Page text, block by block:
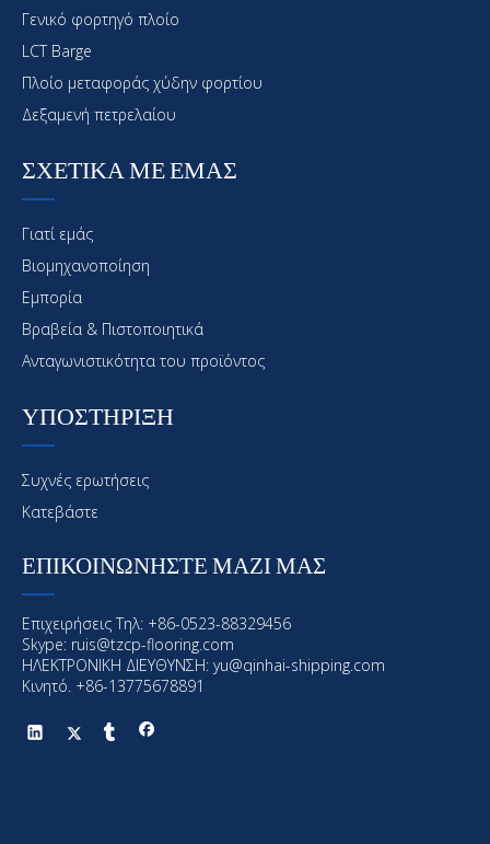
Επόμενο:
Θαλάσσια επίστρωση
Offshore επίστρωση
Θαλάσσια και υπεράκτιες επικάλυψη
Γενικό φορτηγό πλοίο
LCT Barge
Πλοίο μεταφοράς χύδην φορτίου
Δεξαμενή πετρελαίου
ΣΧΕΤΙΚΑ ΜΕ ΕΜΑΣ
Γιατί εμάς
Βιομηχανοποίηση
Εμπορία
Βραβεία & Πιστοποιητικά
Ανταγωνιστικότητα του προϊόντος
ΥΠΟΣΤΗΡΙΞΗ
Συχνές ερωτήσεις
Κατεβάστε
ΕΠΙΚΟΙΝΩΝΗΣΤΕ ΜΑΖΙ ΜΑΣ
Επιχειρήσεις Τηλ: +86-0523-88329456
Skype: ruis@tzcp-flooring.com
ΗΛΕΚΤΡΟΝΙΚΗ ΔΙΕΥΘΥΝΣΗ: yu@qinhai-shipping.com
Κινητό. +86-13775678891